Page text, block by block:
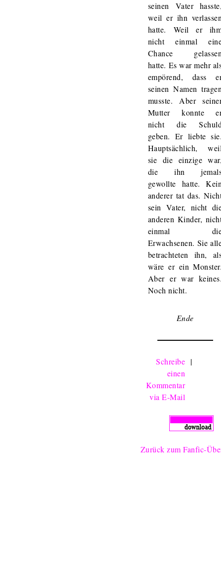
seinen Vater
weil er ihn
hatte. Weil er
nicht einmal
Chance
hatte. Es war mehr
empörend, dass
seinen Namen
musste. Aber
Mutter konnte
nicht die
geben. Er liebte
Hauptsächlich,
sie die einzige
die ihn
gewollte hatte.
anderer tat das.
sein Vater, nicht
anderen Kinder,
einmal
Erwachsenen. Sie
betrachteten ihn,
wäre er ein
Aber er war
Noch nicht.
Ende
Schreibe
einen
Kommentar
via E-Mail
|
Zurück zum Fanfic-